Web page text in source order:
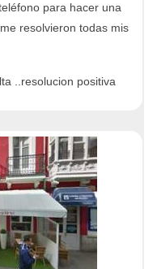
para hacer una
resolvieron todas mis
..resolucion positiva